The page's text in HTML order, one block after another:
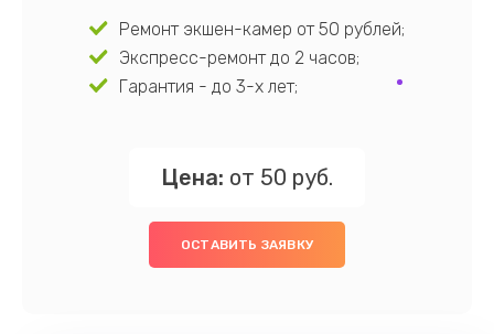
Ремонт экшен-камер от 50 рублей;
Экспресс-ремонт до 2 часов;
Гарантия - до 3-х лет;
Цена: от 50 руб.
ОСТАВИТЬ ЗАЯВКУ